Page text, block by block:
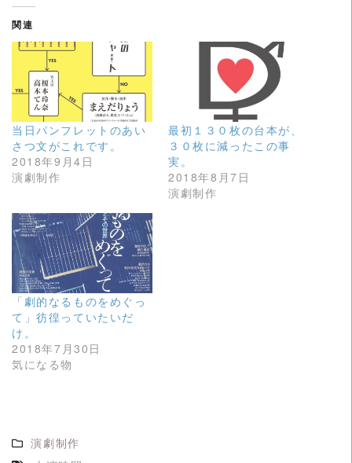
し
て
T
w
i
t
r
で
共
有
(
新
し
い
ウ
ィ
ウ
で
開
ま
す
)
k
で
に
ク
リ
ッ
ク
し
い
(
新
し
い
ウ
ィ
ン
ド
ウ
で
開
ま
す
)
関連
当日パンフレットのあい
さつ文がこれです。
2018年9月4日
演劇制作
最初１３０枚の台本が、
３０枚に減ったこの事
実。
2018年8月7日
演劇制作
「劇的なるものをめぐっ
て」彷徨っていたいだ
け。
2018年7月30日
気になる物
演劇制作